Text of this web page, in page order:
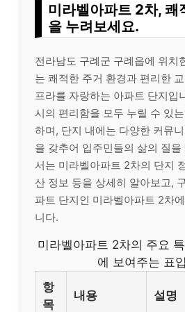
미라벨아파트 2차, 쾌
을 누려보세요.
전라남도 구례군 구례읍에 위치
는 쾌적한 주거 환경과 편리한
프라를 자랑하는 아파트 단지입
시의 편리함을 모두 누릴 수 있
하며, 단지 내에는 다양한 커뮤
을 갖추어 입주민들의 삶의 질
서는 미라벨아파트 2차의 단지
산 정보 등을 상세히 알아보고,
파트 단지인 미라벨아파트 2차
니다.
미라벨아파트 2차의 주요
에 보여주는 표
항
목
내용 설명